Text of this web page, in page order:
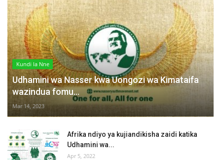
Kundi la Nne
Udhamini wa Nasser kwa Uongozi wa Kimataifa
wazindua fomu...
Mar 14, 2023
Afrika ndiyo ya kujiandikisha zaidi katika
Udhamini wa...
Apr 5, 2022